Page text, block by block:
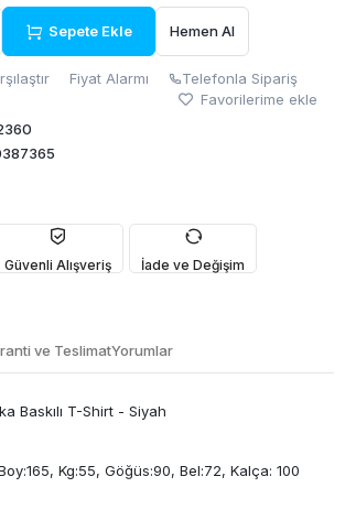
Sepete Ekle Hemen Al
Fiyat Alarmı
Telefonla Sipariş
Favorilerime ekle
Güvenli Alışveriş
İade ve Değişim
ve TeslimatYorumlar
Baskılı T-Shirt - Siyah
Kg:55, Göğüs:90, Bel:72, Kalça: 100